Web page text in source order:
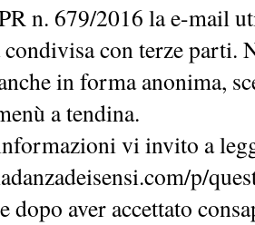
n. 679/2016 la e-mail
condivisa con terze parti.
in forma anonima,
a tendina.
vi invito a
p/
dopo aver accettato